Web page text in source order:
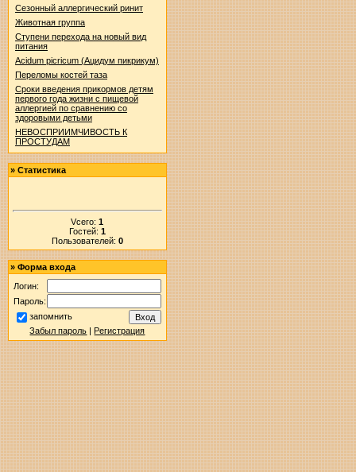
Сезонный аллергический ринит
Животная группа
Ступени перехода на новый вид
питания
Acidum picricum (Ацидум пикрикум)
Переломы костей таза
Сроки введения прикормов детям
первого года жизни с пищевой
аллергией по сравнению со
здоровыми детьми
НЕВОСПРИИМЧИВОСТЬ К
ПРОСТУДАМ
» Статистика
Vсего:1
Гостей: 1
Пользователей: 0
» Форма входа
Логин:
Пароль:
запомнить
Забыл пароль |Регистрация